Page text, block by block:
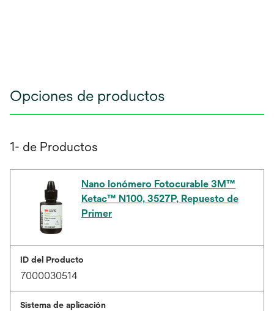
Opciones de productos
1- de Productos
Nano Ionómero Fotocurable 3M™
Ketac™ N100, 3527P, Repuesto de
Primer
ID del Producto
7000030514
Sistema de aplicación